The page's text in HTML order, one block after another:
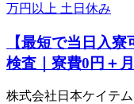
【最短で当日入
検査｜寮費0円＋
株式会社日本ケイテ